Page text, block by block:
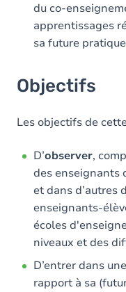
du co-
apprentissages
sa future
Objectifs
Les objectifs de
D’observer,
des enseignants
et dans d’autres
enseignants-
écoles
niveaux et des
D’entrer dans une
rapport à sa